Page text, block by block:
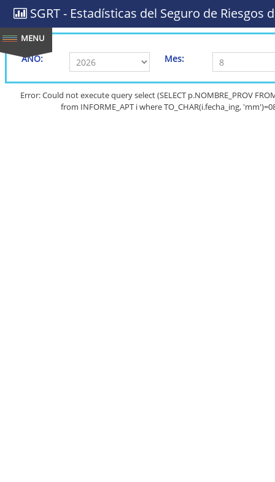
SGRT - Estadísticas del Seguro de Riesgos
AÑO: Mes:
Error: Could not execute query select (SELECT p.NOMBRE_PROV
from INFORME_APT i where TO_CHAR(i.fecha_ing,